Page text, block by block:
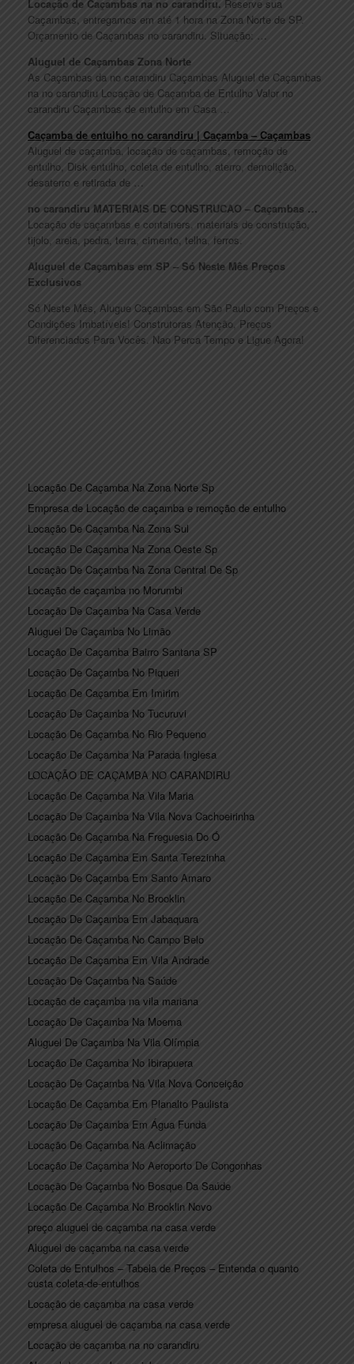
Locação de Caçambas na no carandiru. Reserve sua
Caçambas, entregamos em até 1 hora na Zona Norte de SP.
Orçamento de Caçambas no carandiru. Situação: …
Aluguel de Caçambas Zona Norte
As Caçambas da no carandiru Caçambas Aluguel de Caçambas
na no carandiru Locação de Caçamba de Entulho Valor no
carandiru Caçambas de entulho em Casa …
Caçamba de entulho no carandiru | Caçamba – Caçambas
Aluguel de caçamba, locação de caçambas, remoção de
entulho, Disk entulho, coleta de entulho, aterro, demolição,
desaterro e retirada de …
no carandiru MATERIAIS DE CONSTRUCAO – Caçambas …
Locação de caçambas e containers, materiais de construção,
tijolo, areia, pedra, terra, cimento, telha, ferros.
Aluguel de Caçambas em SP – Só Neste Mês Preços
Exclusivos
Só Neste Mês, Alugue Caçambas em São Paulo com Preços e
Condições Imbatíveis! Construtoras Atenção, Preços
Diferenciados Para Vocês. Nao Perca Tempo e Ligue Agora!
Locação De Caçamba Na Zona Norte Sp
Empresa de Locação de caçamba e remoção de entulho
Locação De Caçamba Na Zona Sul
Locação De Caçamba Na Zona Oeste Sp
Locação De Caçamba Na Zona Central De Sp
Locação de caçamba no Morumbi
Locação De Caçamba Na Casa Verde
Aluguel De Caçamba No Limão
Locação De Caçamba Bairro Santana SP
Locação De Caçamba No Piqueri
Locação De Caçamba Em Imirim
Locação De Caçamba No Tucuruvi
Locação De Caçamba No Rio Pequeno
Locação De Caçamba Na Parada Inglesa
LOCAÇÃO DE CAÇAMBA NO CARANDIRU
Locação De Caçamba Na Vila Maria
Locação De Caçamba Na Vila Nova Cachoeirinha
Locação De Caçamba Na Freguesia Do Ó
Locação De Caçamba Em Santa Terezinha
Locação De Caçamba Em Santo Amaro
Locação De Caçamba No Brooklin
Locação De Caçamba Em Jabaquara
Locação De Caçamba No Campo Belo
Locação De Caçamba Em Vila Andrade
Locação De Caçamba Na Saúde
Locação de caçamba na vila mariana
Locação De Caçamba Na Moema
Aluguel De Caçamba Na Vila Olímpia
Locação De Caçamba No Ibirapuera
Locação De Caçamba Na Vila Nova Conceição
Locação De Caçamba Em Planalto Paulista
Locação De Caçamba Em Água Funda
Locação De Caçamba Na Aclimação
Locação De Caçamba No Aeroporto De Congonhas
Locação De Caçamba No Bosque Da Saúde
Locação De Caçamba No Brooklin Novo
preço aluguel de caçamba na casa verde
Aluguel de caçamba na casa verde
Coleta de Entulhos – Tabela de Preços – Entenda o quanto
custa coleta-de-entulhos
Locação de caçamba na casa verde
empresa aluguel de caçamba na casa verde
Locação de caçamba na no carandiru